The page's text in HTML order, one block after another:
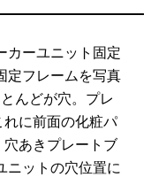
ーユニット固定
定フレームを写真
んどが穴。プレ
に前面の化粧パ
あきプレートブ
ニットの穴位置に